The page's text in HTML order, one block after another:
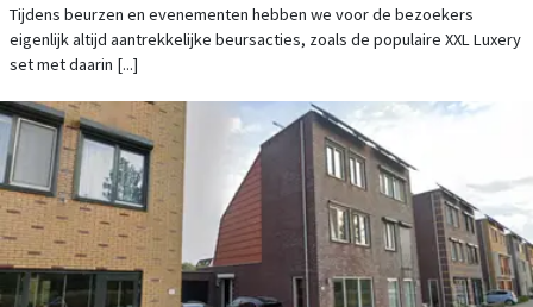
Tijdens beurzen en evenementen hebben we voor de bezoekers
eigenlijk altijd aantrekkelijke beursacties, zoals de populaire XXL Luxery
set met daarin [...]